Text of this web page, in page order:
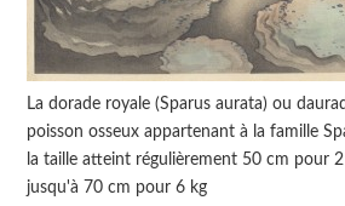
La dorade royale (Sparus aurata) ou
poisson osseux appartenant à la famille
la taille atteint régulièrement 50 cm pour
jusqu'à 70 cm pour 6 kg